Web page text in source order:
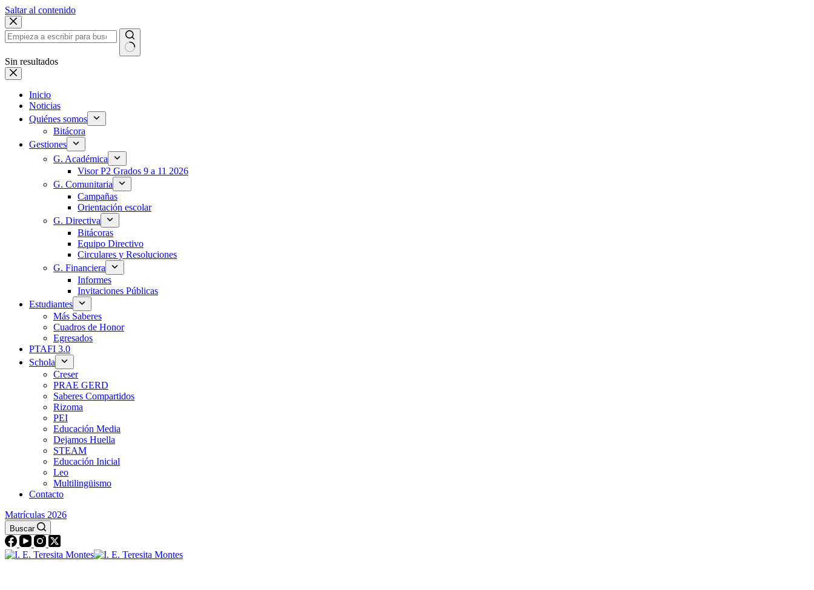
Saltar al contenido
Sin resultados
Inicio
Noticias
Quiénes somos
Bitácora
Gestiones
G. Académica
Visor P2 Grados 9 a 11 2026
G. Comunitaria
Campañas
Orientación escolar
G. Directiva
Bitácoras
Equipo Directivo
Circulares y Resoluciones
G. Financiera
Informes
Invitaciones Públicas
Estudiantes
Más Saberes
Cuadros de Honor
Egresados
PTAFI 3.0
Schola
Creser
PRAE GERD
Saberes Compartidos
Rizoma
PEI
Educación Media
Dejamos Huella
STEAM
Educación Inicial
Leo
Multilingüismo
Contacto
Matrículas 2026
Buscar